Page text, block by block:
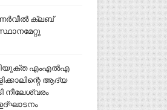
ക്ലബ്
എംഎൽഎ
ആദ്യ
നീലേശ്വരം